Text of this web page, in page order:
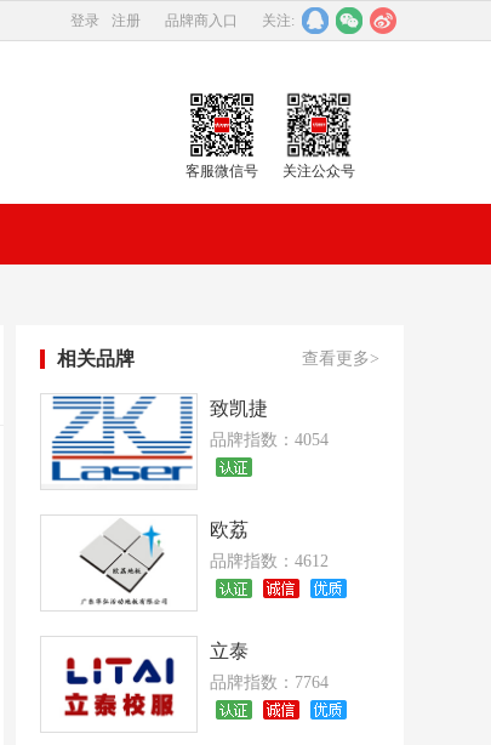
登录 注册 品牌商入口 关注:
客服微信号 关注公众号
相关品牌 查看更多>
致凯捷
品牌指数：4054
欧荔
品牌指数：4612
立泰
品牌指数：7764